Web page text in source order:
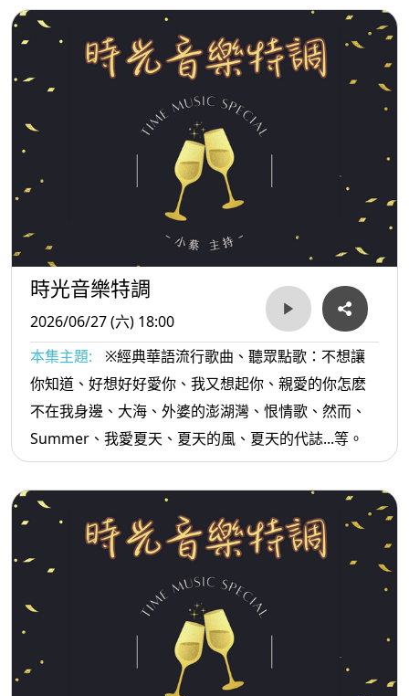
時光音樂特調
2026/06/27 (六) 18:00
本集主題:
※經典華語流行歌曲、聽眾點歌：不想讓
你知道、好想好好愛你、我又想起你、親愛的你怎麽
不在我身邊、大海、外婆的澎湖灣、恨情歌、然而、
Summer、我愛夏天、夏天的風、夏天的代誌...等。